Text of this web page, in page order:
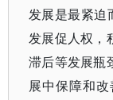
发展是最紧迫
发展促人权，
滞后等发展瓶
展中保障和